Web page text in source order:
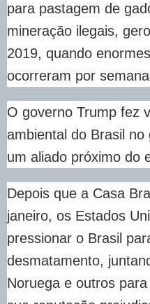
para pastagem de
mineração ilegais,
2019, quando
ocorreram por
O governo Trump fez
ambiental do Brasil no
um aliado próximo do
Depois que a Casa
janeiro, os Estados
pressionar o Brasil
desmatamento,
Noruega e outros